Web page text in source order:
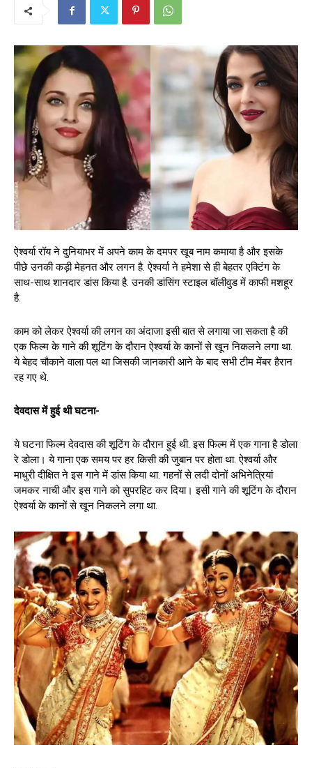
ऐश्वर्या रॉय ने दुनियाभर में अपने काम के दमपर खूब नाम कमाया है और इसके
पीछे उनकी कड़ी मेहनत और लगन है. ऐश्वर्या ने हमेशा से ही बेहतर एक्टिंग के
साथ-साथ शानदार डांस किया है. उनकी डांसिंग स्टाइल बॉलीवुड में काफी मशहूर
है.
काम को लेकर ऐश्वर्या की लगन का अंदाजा इसी बात से लगाया जा सकता है की
एक फिल्म के गाने की शूटिंग के दौरान ऐश्वर्या के कानों से खून निकलने लगा था.
ये बेहद चौकाने वाला पल था जिसकी जानकारी आने के बाद सभी टीम मेंबर हैरान
रह गए थे.
देवदास में हुई थी घटना-
ये घटना फिल्म देवदास की शूटिंग के दौरान हुई थी. इस फिल्म में एक गाना है डोला
रे डोला। ये गाना एक समय पर हर किसी की जुबान पर होता था. ऐश्वर्या और
माधुरी दीक्षित ने इस गाने में डांस किया था. गहनों से लदी दोनों अभिनेत्रियां
जमकर नाची और इस गाने को सुपरहिट कर दिया। इसी गाने की शूटिंग के दौरान
ऐश्वर्या के कानों से खून निकलने लगा था.